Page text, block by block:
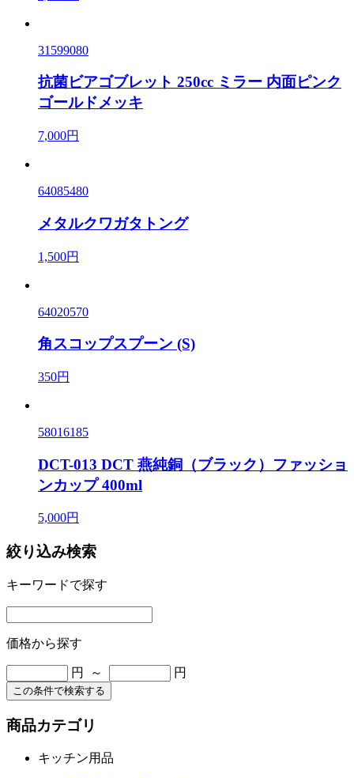
31599080
抗菌ビアゴブレット 250cc ミラー 内面ピンク
ゴールドメッキ
7,000円
64085480
メタルクワガタトング
1,500円
64020570
角スコップスプーン (S)
350円
58016185
DCT-013 DCT 燕純銅（ブラック）ファッショ
ンカップ 400ml
5,000円
絞り込み検索
キーワードで探す
価格から探す
円 ～ 円
この条件で検索する
商品カテゴリ
キッチン用品